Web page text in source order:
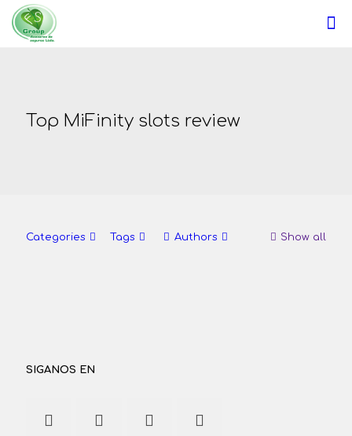
Top MiFinity slots review
Categories Tags Authors Show all
SIGANOS EN